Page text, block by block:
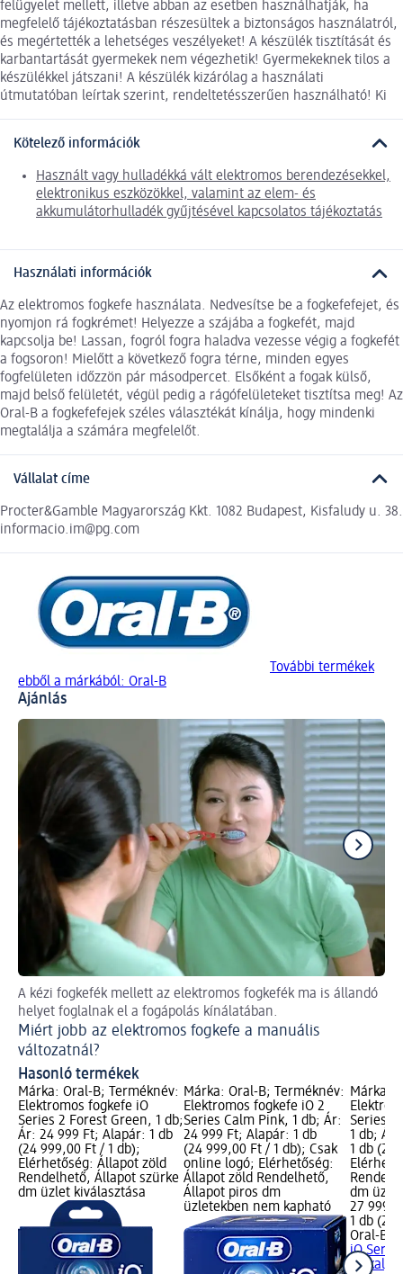
felügyelet mellett, illetve abban az esetben használhatják, ha
megfelelő tájékoztatásban részesültek a biztonságos használatról,
és megértették a lehetséges veszélyeket! A készülék tisztítását és
karbantartását gyermekek nem végezhetik! Gyermekeknek tilos a
készülékkel játszani! A készülék kizárólag a használati
útmutatóban leírtak szerint, rendeltetésszerűen használható! Ki
Kötelező információk
Használt vagy hulladékká vált elektromos berendezésekkel,
elektronikus eszközökkel, valamint az elem- és
akkumulátorhulladék gyűjtésével kapcsolatos tájékoztatás
Használati információk
Az elektromos fogkefe használata. Nedvesítse be a fogkefefejet, és
nyomjon rá fogkrémet! Helyezze a szájába a fogkefét, majd
kapcsolja be! Lassan, fogról fogra haladva vezesse végig a fogkefét
a fogsoron! Mielőtt a következő fogra térne, minden egyes
fogfelületen időzzön pár másodpercet. Elsőként a fogak külső,
majd belső felületét, végül pedig a rágófelületeket tisztítsa meg! Az
Oral-B a fogkefefejek széles választékát kínálja, hogy mindenki
megtalálja a számára megfelelőt.
Vállalat címe
Procter&Gamble Magyarország Kkt. 1082 Budapest, Kisfaludy u. 38.
informacio.im@pg.com
További termékek
ebből a márkából: Oral-B
Ajánlás
A kézi fogkefék mellett az elektromos fogkefék ma is állandó
helyet foglalnak el a fogápolás kínálatában.
Miért jobb az elektromos fogkefe a manuális
változatnál?
Hasonló termékek
Márka: Oral-B; Terméknév:
Elektromos fogkefe iO
Series 2 Forest Green, 1 db;
Ár: 24 999 Ft; Alapár: 1 db
(24 999,00 Ft / 1 db);
Elérhetőség: Állapot zöld
Rendelhető, Állapot szürke
dm üzlet kiválasztása
Márka: Oral-B; Terméknév:
Elektromos fogkefe iO 2
Series Calm Pink, 1 db; Ár:
24 999 Ft; Alapár: 1 db
(24 999,00 Ft / 1 db); Csak
online logó; Elérhetőség:
Állapot zöld Rendelhető,
Állapot piros dm
üzletekben nem kapható
Márka:
Series 2
1 db;
1 db (27
dm
27 999
1 db (27
Oral-B
iO
tokkal, 1